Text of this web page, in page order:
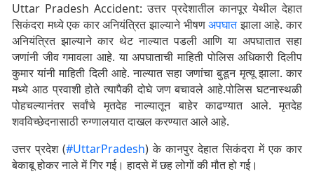
Uttar Pradesh Accident: उत्तर प्रदेशातील कानपूर येथील देहात
सिकंदरा मध्ये एक कार अनियंत्रित झाल्याने भीषणअपघातझाला आहे. कार
अनियंत्रित झाल्याने कार थेट नाल्यात पडली आणि या अपघातात सहा
जणांनी जीव गमावला आहे. या अपघाताची माहिती पोलिस अधिकारी दिलीप
कुमार यांनी माहिती दिली आहे. नाल्यात सहा जणांचा बुडून मृत्यू झाला. कार
मध्ये आठ प्रवाशी होते त्यापैकी दोघे जण बचावले आहे.पोलिस घटनास्थळी
पोहचल्यानंतर सर्वांचे मृतदेह नाल्यातून बाहेर काढण्यात आले. मृतदेह
शवविच्छेदनासाठी रुग्णालयात दाखल करण्यात आले आहे.
उत्तर प्रदेश (#UttarPradesh) के कानपुर देहात सिकंदरा में एक कार
बेकाबू होकर नाले में गिर गई। हादसे में छह लोगों की मौत हो गई।